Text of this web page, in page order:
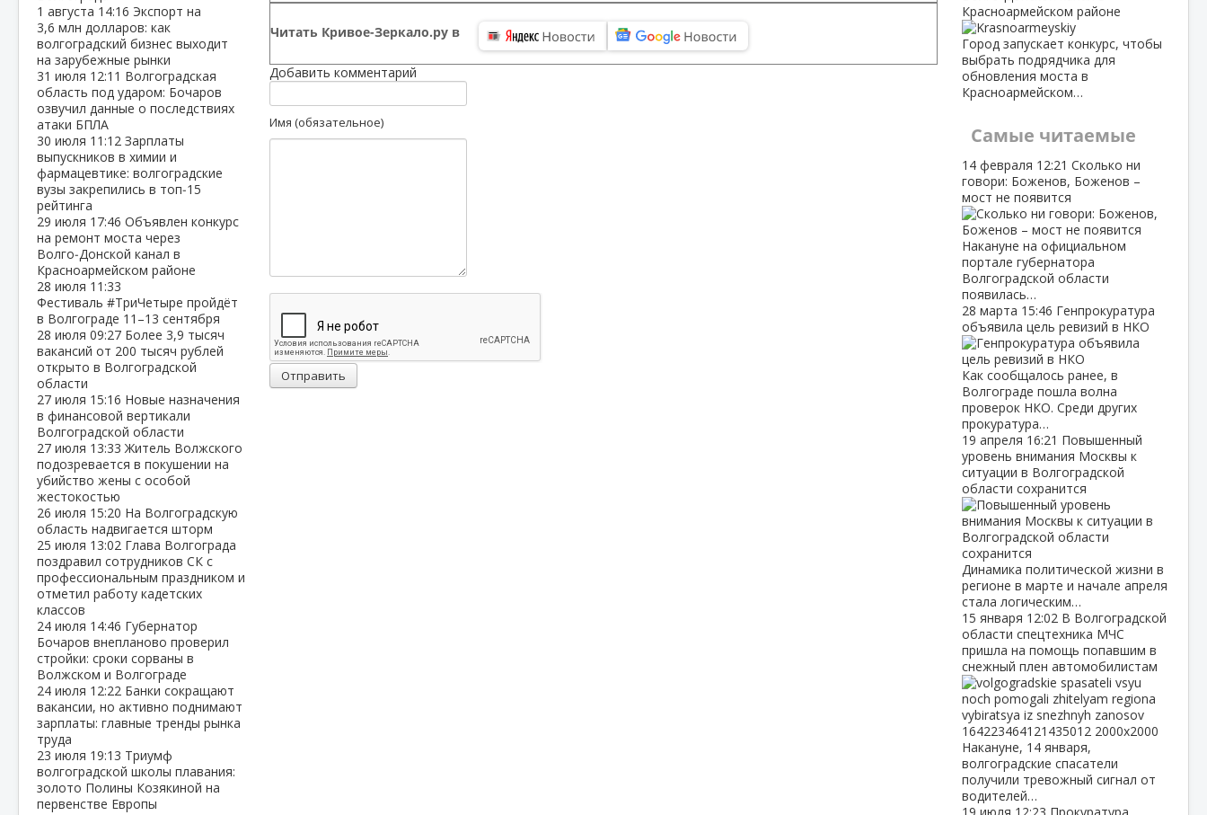
1 августа 14:16 Экспорт на
3,6 млн долларов: как
волгоградский бизнес выходит
на зарубежные рынки
31 июля 12:11 Волгоградская
область под ударом: Бочаров
озвучил данные о последствиях
атаки БПЛА
30 июля 11:12 Зарплаты
выпускников в химии и
фармацевтике: волгоградские
вузы закрепились в топ‑15
рейтинга
29 июля 17:46 Объявлен конкурс
на ремонт моста через
Волго‑Донской канал в
Красноармейском районе
28 июля 11:33
Фестиваль #ТриЧетыре пройдёт
в Волгограде 11–13 сентября
28 июля 09:27 Более 3,9 тысяч
вакансий от 200 тысяч рублей
открыто в Волгоградской
области
27 июля 15:16 Новые назначения
в финансовой вертикали
Волгоградской области
27 июля 13:33Житель Волжского
подозревается в покушении на
убийство жены с особой
жестокостью
26 июля 15:20 На Волгоградскую
область надвигается шторм
25 июля 13:02 Глава Волгограда
поздравил сотрудников СК с
профессиональным праздником и
отметил работу кадетских
классов
24 июля 14:46 Губернатор
Бочаров внепланово проверил
стройки: сроки сорваны в
Волжском и Волгограде
24 июля 12:22 Банки сокращают
вакансии, но активно поднимают
зарплаты: главные тренды рынка
труда
23 июля 19:13 Триумф
волгоградской школы плавания:
золото Полины Козякиной на
первенстве Европы
Читать Кривое-Зеркало.ру в
Добавить комментарий
Имя (обязательное)
Отправить
Красноармейском районе
Город запускает конкурс, чтобы
выбрать подрядчика для
обновления моста в
Красноармейском…
Самые читаемые
14 февраля 12:21 Сколько ни
говори: Боженов, Боженов –
мост не появится
Накануне на официальном
портале губернатора
Волгоградской области
появилась…
28 марта 15:46 Генпрокуратура
объявила цель ревизий в НКО
Как сообщалось ранее, в
Волгограде пошла волна
проверок НКО. Среди других
прокуратура…
19 апреля 16:21 Повышенный
уровень внимания Москвы к
ситуации в Волгоградской
области сохранится
Динамика политической жизни в
регионе в марте и начале апреля
стала логическим…
15 января 12:02 В Волгоградской
области спецтехника МЧС
пришла на помощь попавшим в
снежный плен автомобилистам
Накануне, 14 января,
волгоградские спасатели
получили тревожный сигнал от
водителей…